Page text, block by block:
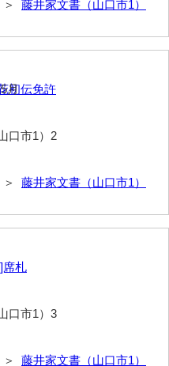
＞ 藤井家文書（山口市1）
初伝免許
口市1）2
＞ 藤井家文書（山口市1）
月
席札
口市1）3
＞ 藤井家文書（山口市1）